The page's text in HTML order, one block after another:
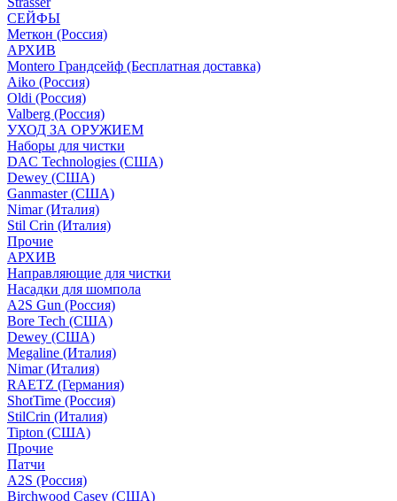
СЕЙФЫ
Меткон (Россия)
АРХИВ
Montero Грандсейф (Бесплатная доставка)
Aiko (Россия)
Oldi (Россия)
Valberg (Россия)
УХОД ЗА ОРУЖИЕМ
Наборы для чистки
DAC Technologies (США)
Dewey (США)
Ganmaster (США)
Nimar (Италия)
Stil Crin (Италия)
Прочие
АРХИВ
Направляющие для чистки
Насадки для шомпола
A2S Gun (Россия)
Bore Tech (США)
Dewey (США)
Megaline (Италия)
Nimar (Италия)
RAETZ (Германия)
ShotTime (Россия)
StilCrin (Италия)
Tipton (США)
Прочие
Патчи
A2S (Россия)
Birchwood Casey (США)